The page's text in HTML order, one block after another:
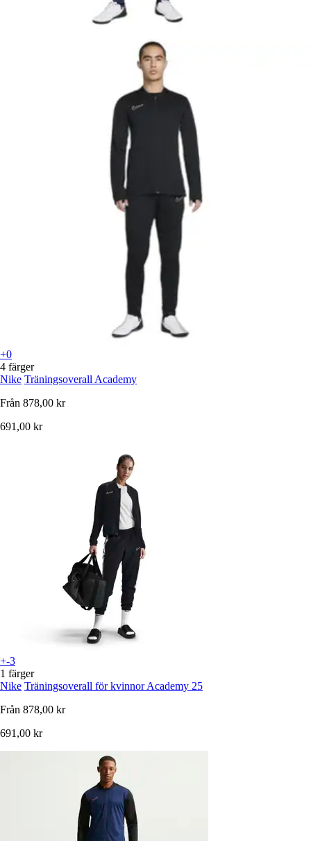
+0
4 färger
Nike Träningsoverall Academy
Från 878,00 kr
691,00 kr
+-3
1 färger
Nike Träningsoverall för kvinnor Academy 25
Från 878,00 kr
691,00 kr